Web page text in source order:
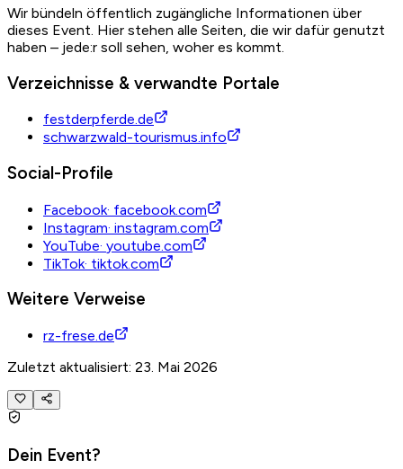
Wir bündeln öffentlich zugängliche Informationen über
dieses Event. Hier stehen alle Seiten, die wir dafür genutzt
haben – jede:r soll sehen, woher es kommt.
Verzeichnisse & verwandte Portale
festderpferde.de
schwarzwald-tourismus.info
Social-Profile
Facebook· facebook.com
Instagram· instagram.com
YouTube· youtube.com
TikTok· tiktok.com
Weitere Verweise
rz-frese.de
Zuletzt aktualisiert: 23. Mai 2026
Dein Event?